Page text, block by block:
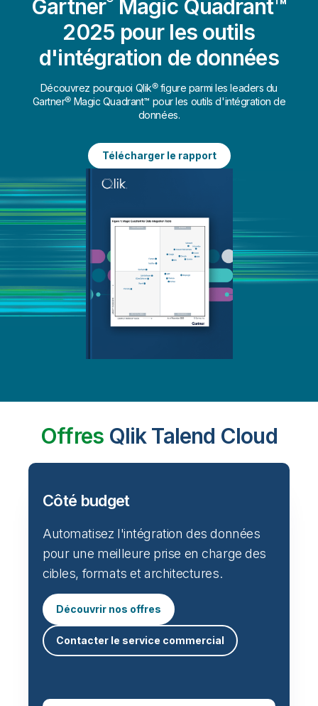
Gartner Magic Quadrant™
2025 pour les outils
d'intégration de données
Découvrez pourquoi Qlik® figure parmi les leaders du
Gartner® Magic Quadrant™ pour les outils d'intégration de
données.
Télécharger le rapport
OffresQlik Talend Cloud
Côté budget
Automatisez l'intégration des données
pour une meilleure prise en charge des
cibles, formats et architectures.
Découvrir nos offres
Contacter le service commercial